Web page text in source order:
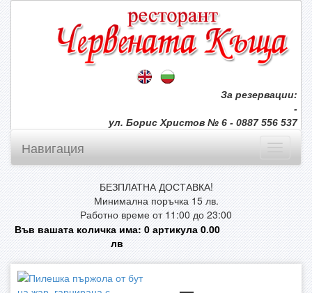
За резервации:
-
ул. Борис Христов № 6 - 0887 556 537
Навигация
БЕЗПЛАТНА ДОСТАВКА!
Минимална поръчка 15 лв.
Работно време от 11:00 до 23:00
Във вашата количка има:0артикула0.00
лв